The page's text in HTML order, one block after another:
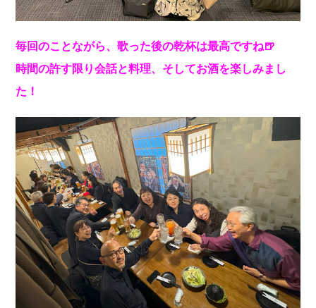
毎回のことながら、歌った後の乾杯は最高ですね🍺
時間の許す限り会話と料理、そしてお酒を楽しみまし
た！